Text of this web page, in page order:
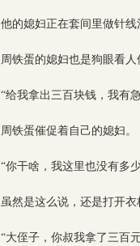
他的媳妇正在套间里做针
周铁蛋的媳妇也是狗眼看人
“给我拿出三百块钱，我有
周铁蛋催促着自己的媳妇。
“你干啥，我这里也没有多
虽然是这么说，还是打开衣
“大侄子，你叔我拿了三百